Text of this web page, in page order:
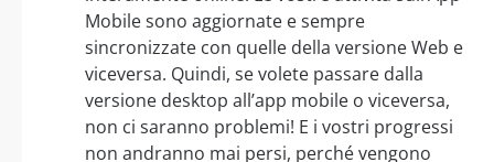
Mobile sono aggiornate e sempre
sincronizzate con quelle della versione Web e
viceversa. Quindi, se volete passare dalla
versione desktop all’app mobile o viceversa,
non ci saranno problemi! E i vostri progressi
non andranno mai persi, perché vengono